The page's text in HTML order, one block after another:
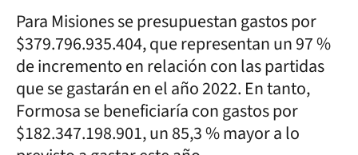
Para Misiones se presupuestan gastos por
$379.796.935.404, que representan un 97 %
de incremento en relación con las partidas
que se gastarán en el año 2022. En tanto,
Formosa se beneficiaría con gastos por
$182.347.198.901, un 85,3 % mayor a lo